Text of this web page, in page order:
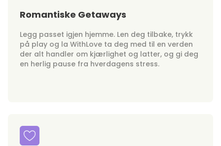
Romantiske Getaways
Legg passet igjen hjemme. Len deg tilbake, trykk
på play og la WithLove ta deg med til en verden
der alt handler om kjærlighet og latter, og gi deg
en herlig pause fra hverdagens stress.